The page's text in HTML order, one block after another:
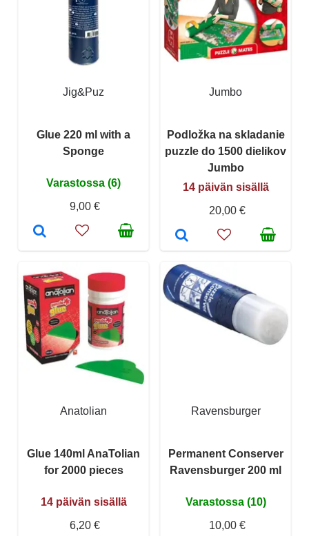
Jig&Puz
Glue 220 ml with a
Sponge
Varastossa (6)
9,00 €
Jumbo
Podložka na skladanie
puzzle do 1500 dielikov
Jumbo
14 päivän sisällä
20,00 €
Anatolian
Glue 140ml AnaTolian
for 2000 pieces
14 päivän sisällä
6,20 €
Ravensburger
Permanent Conserver
Ravensburger 200 ml
Varastossa (10)
10,00 €